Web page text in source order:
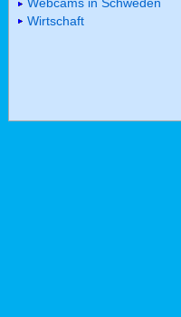
Webcams in Schweden
Wirtschaft